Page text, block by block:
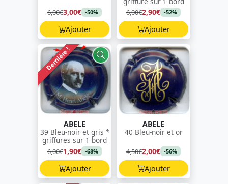
6,00€3,00€ -50%
Ajouter
6,00€2,90€ -52%
Ajouter
Dernière !
ABELE
39 Bleu-noir et gris *
griffures sur 1 bord
6,00€1,90€ -68%
Ajouter
ABELE
40 Bleu-noir et or
4,50€2,00€ -56%
Ajouter